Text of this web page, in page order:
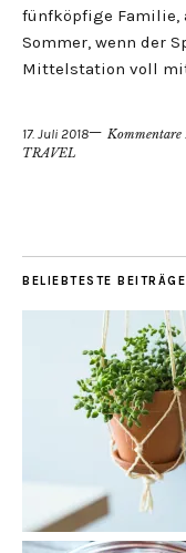
fünfköpfige Familie,
Sommer, wenn der
Mittelstation voll
17. Juli 2018
Kommentare
TRAVEL
BELIEBTESTE BEITRÄGE